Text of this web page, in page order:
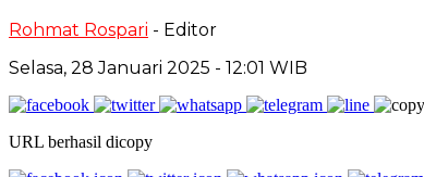
Rohmat Rospari - Editor
Selasa, 28 Januari 2025 - 12:01 WIB
URL berhasil dicopy